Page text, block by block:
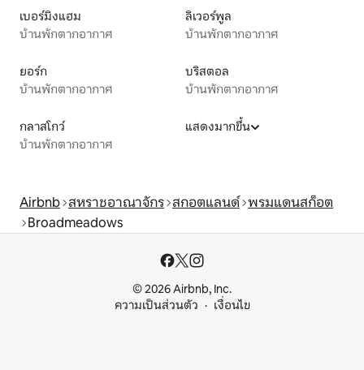
เบอร์มิงแฮม
บ้านพักตากอากาศ
ลิเวอร์พูล
บ้านพักตากอากาศ
ยอร์ก
บ้านพักตากอากาศ
บริสตอล
บ้านพักตากอากาศ
กลาสโกว์
บ้านพักตากอากาศ
แสดงมากขึ้น
Airbnb สหราชอาณาจักร สกอตแลนด์ พรมแดนสก็อต
Broadmeadows
© 2026 Airbnb, Inc.
ความเป็นส่วนตัว
เงื่อนไข